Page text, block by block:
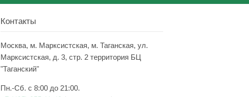
Контакты
Москва, м. Марксистская, м. Таганская, ул.
Марксистская, д. 3, стр. 2 территория БЦ
"Таганский"
Пн.-Сб. с 8:00 до 21:00.